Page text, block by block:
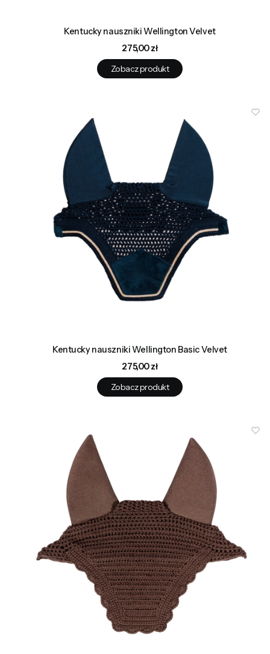
Kentucky nauszniki Wellington Velvet
Cena
275,00 zł
Zobacz produkt
Kentucky nauszniki Wellington Basic Velvet
Cena
275,00 zł
Zobacz produkt